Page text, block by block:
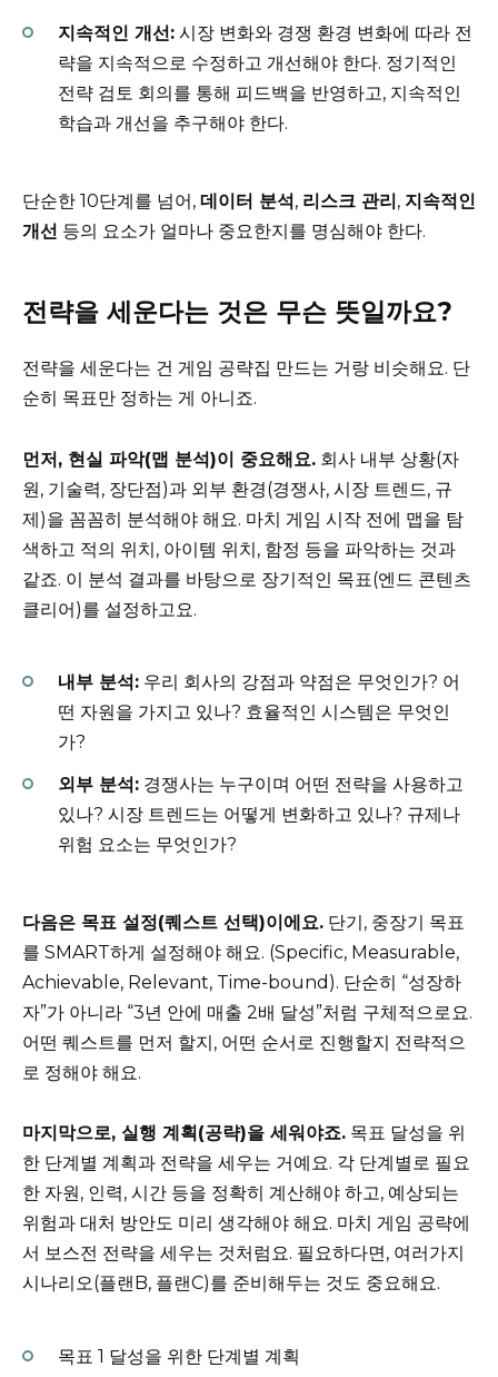
지속적인 개선: 시장 변화와 경쟁 환경 변화에 따라 전
략을 지속적으로 수정하고 개선해야 한다. 정기적인
전략 검토 회의를 통해 피드백을 반영하고, 지속적인
학습과 개선을 추구해야 한다.
단순한 10단계를 넘어, 데이터 분석 , 리스크 관리 , 지속적인
개선 등의 요소가 얼마나 중요한지를 명심해야 한다.
전략을 세운다는 것은 무슨 뜻일까요?
전략을 세운다는 건 게임 공략집 만드는 거랑 비슷해요. 단
순히 목표만 정하는 게 아니죠.
먼저, 현실 파악(맵 분석)이 중요해요. 회사 내부 상황(자
원, 기술력, 장단점)과 외부 환경(경쟁사, 시장 트렌드, 규
제)을 꼼꼼히 분석해야 해요. 마치 게임 시작 전에 맵을 탐
색하고 적의 위치, 아이템 위치, 함정 등을 파악하는 것과
같죠. 이 분석 결과를 바탕으로 장기적인 목표(엔드 콘텐츠
클리어)를 설정하고요.
내부 분석: 우리 회사의 강점과 약점은 무엇인가? 어
떤 자원을 가지고 있나? 효율적인 시스템은 무엇인
가?
외부 분석: 경쟁사는 누구이며 어떤 전략을 사용하고
있나? 시장 트렌드는 어떻게 변화하고 있나? 규제나
위험 요소는 무엇인가?
다음은 목표 설정(퀘스트 선택)이에요. 단기, 중장기 목표
를 SMART하게 설정해야 해요. (Specific, Measurable,
Achievable, Relevant, Time-bound). 단순히 “성장하
자”가 아니라 “3년 안에 매출 2배 달성”처럼 구체적으로요.
어떤 퀘스트를 먼저 할지, 어떤 순서로 진행할지 전략적으
로 정해야 해요.
마지막으로, 실행 계획(공략)을 세워야죠. 목표 달성을 위
한 단계별 계획과 전략을 세우는 거예요. 각 단계별로 필요
한 자원, 인력, 시간 등을 정확히 계산해야 하고, 예상되는
위험과 대처 방안도 미리 생각해야 해요. 마치 게임 공략에
서 보스전 전략을 세우는 것처럼요. 필요하다면, 여러가지
시나리오(플랜B, 플랜C)를 준비해두는 것도 중요해요.
목표 1 달성을 위한 단계별 계획